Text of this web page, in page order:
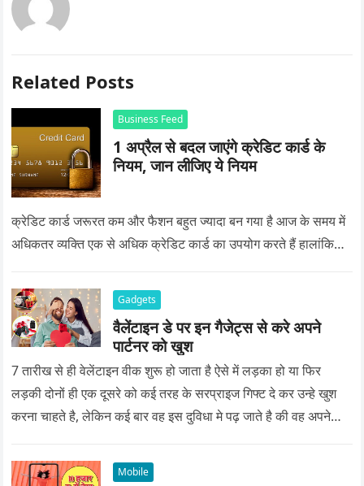
Related Posts
Business Feed
1 अप्रैल से बदल जाएंगे क्रेडिट कार्ड के
नियम, जान लीजिए ये नियम
क्रेडिट कार्ड जरूरत कम और फैशन बहुत ज्यादा बन गया है आज के समय में
अधिकतर व्यक्ति एक से अधिक क्रेडिट कार्ड का उपयोग करते हैं हालांकि…
Gadgets
वैलेंटाइन डे पर इन गैजेट्स से करे अपने
पार्टनर को खुश
7 तारीख से ही वेलेंटाइन वीक शुरू हो जाता है ऐसे में लड़का हो या फिर
लड़की दोनों ही एक दूसरे को कई तरह के सरप्राइज गिफ्ट दे कर उन्हे खुश
करना चाहते है, लेकिन कई बार वह इस दुविधा मे पढ़ जाते है की वह अपने
Mobile